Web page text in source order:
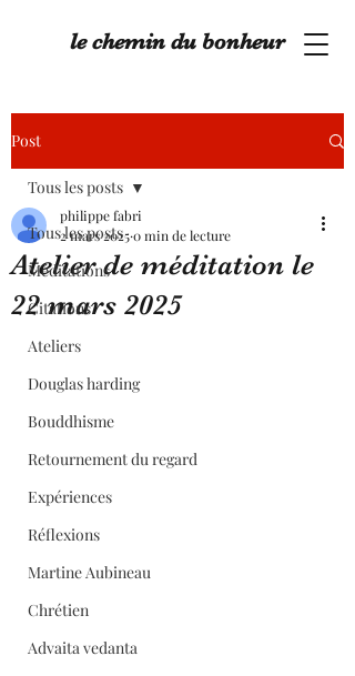
le chemin du bonheur
Post
Tous les posts
Méditations
Citations
Ateliers
Douglas harding
Bouddhisme
Retournement du regard
Expériences
Réflexions
Martine Aubineau
Chrétien
Advaita vedanta
Tous les posts
Atelier de méditation le
22 mars 2025
philippe fabri
2 mars 20250 min de lecture